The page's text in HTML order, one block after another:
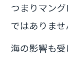
つまりマン
ではありませ
海の影響も